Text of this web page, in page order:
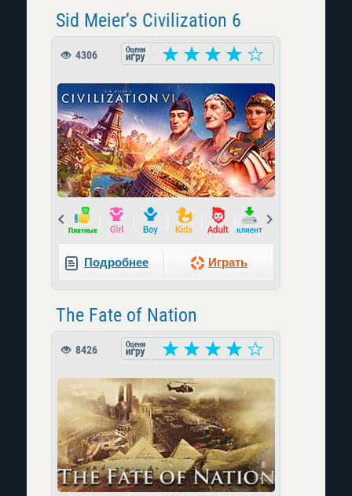
Sid Meier’s Civilization 6
4306
Prev
Подробнее Играть
The Fate of Nation
8426